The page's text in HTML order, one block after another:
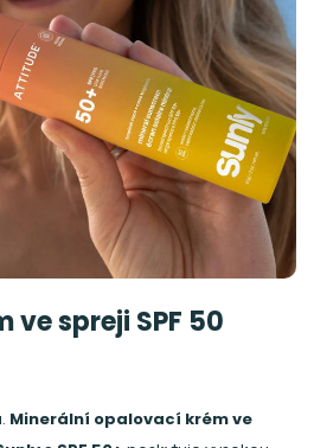
spreji SPF 50
Minerální opalovací krém ve